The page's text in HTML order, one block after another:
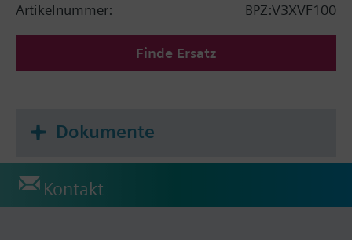
Artikelnummer:
BPZ:V3XVF100
Finde Ersatz
Dokumente
Kontakt